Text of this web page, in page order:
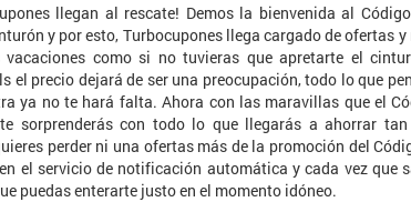
llegan al rescate! Demos la bienvenida al
y por esto, Turbocupones llega cargado de ofertas
vacaciones como si no tuvieras que apretarte el
el precio dejará de ser una preocupación, todo lo que
ya no te hará falta. Ahora con las maravillas que el
sorprenderás con todo lo que llegarás a ahorrar
perder ni una ofertas más de la promoción del
el servicio de notificación automática y cada vez que
puedas enterarte justo en el momento idóneo.